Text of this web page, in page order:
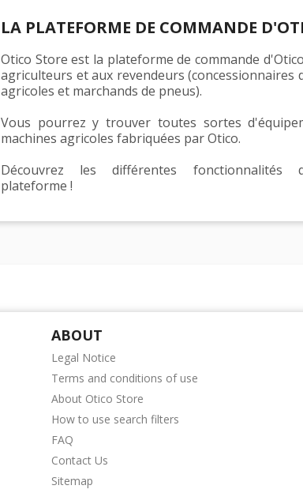
LA PLATEFORME DE COMMANDE
Otico Store est la plateforme de commande
agriculteurs et aux revendeurs (concessionnaires
agricoles et marchands de pneus).
Vous pourrez y trouver toutes sortes
machines agricoles fabriquées par Otico.
Découvrez les différentes fonctionnalités
plateforme !
ABOUT
Legal Notice
Terms and conditions of use
About Otico Store
How to use search filters
FAQ
Contact Us
Sitemap